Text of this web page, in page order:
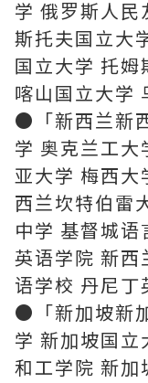
学 俄罗斯人民
斯托夫国立大
国立大学 托姆
喀山国立大学
●「新西兰新
学 奥克兰工大
亚大学 梅西大
西兰坎特伯雷
中学 基督城
英语学院 新西
语学校 丹尼
●「新加坡新
学 新加坡国立
和工学院 新加